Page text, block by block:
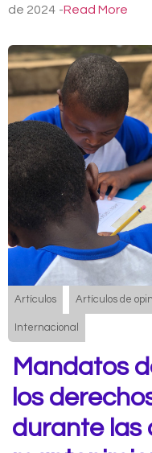
de 2024 -Read More
Artículos Artículos de
Internacional
Mandatos
los
durante las